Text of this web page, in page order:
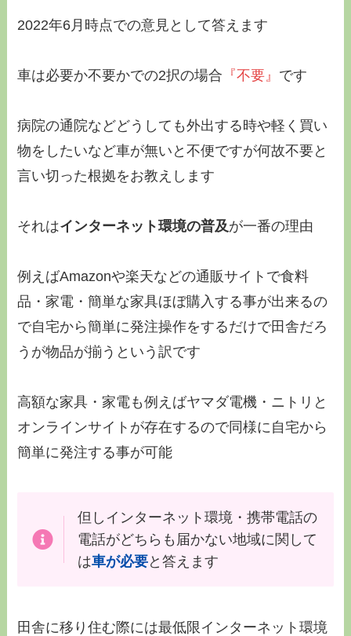
2022年6月時点での意見として答えます
車は必要か不要かでの2択の場合 『不要』 です
病院の通院などどうしても外出する時や軽く買い
物をしたいなど車が無いと不便ですが何故不要と
言い切った根拠をお教えします
それはインターネット環境の普及が一番の理由
例えばAmazonや楽天などの通販サイトで食料
品・家電・簡単な家具ほぼ購入する事が出来るの
で自宅から簡単に発注操作をするだけで田舎だろ
うが物品が揃うという訳です
高額な家具・家電も例えばヤマダ電機・ニトリと
オンラインサイトが存在するので同様に自宅から
簡単に発注する事が可能
但しインターネット環境・携帯電話の
電話がどちらも届かない地域に関して
は車が必要と答えます
田舎に移り住む際には最低限 インターネット環境